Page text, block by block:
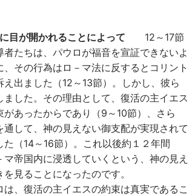
目が開かれることによって 12～17節
者たちは、パウロが福音を宣証できないよ
、その行為はロ－マ法に反するとコリント
え出ました（12～13節）。しかし、彼ら
ました。その理由として、復活の主イエス
があったからであり（9～10節）、さら
通して、神の見えない御支配が実現されて
た（14～16節）。これ以後約１２年間
マ帝国内に浸透していくという、神の見え
見ることになったのです。
は、復活の主イエスの約束は真実であるこ